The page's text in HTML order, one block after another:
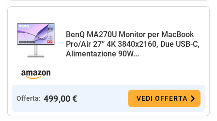
BenQ MA270U Monitor per MacBook
Pro/Air 27” 4K 3840x2160, Due USB-C,
Alimentazione 90W...
Offerta: 499,00 € VEDI OFFERTA